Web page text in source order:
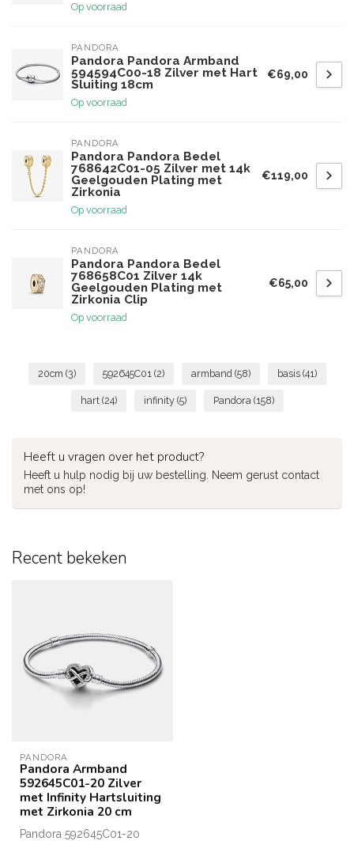
Op voorraad
PANDORA
Pandora Pandora Armband
594594C00-18 Zilver met Hart
Sluiting 18cm
Op voorraad
€69,00
PANDORA
Pandora Pandora Bedel
768642C01-05 Zilver met 14k
Geelgouden Plating met
Zirkonia
Op voorraad
€119,00
PANDORA
Pandora Pandora Bedel
768658C01 Zilver 14k
Geelgouden Plating met
Zirkonia Clip
Op voorraad
€65,00
20cm (3) 592645C01 (2) armband (58) basis (41)
hart (24) infinity (5) Pandora (158)
Heeft u vragen over het product?
Heeft u hulp nodig bij uw bestelling. Neem gerust contact
met ons op!
Recent bekeken
PANDORA
Pandora Armband
592645C01-20 Zilver
met Infinity Hartsluiting
met Zirkonia 20 cm
Pandora 592645C01-20